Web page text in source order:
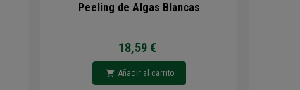
Peeling de Algas Blancas
18,59 €
Añadir al carrito